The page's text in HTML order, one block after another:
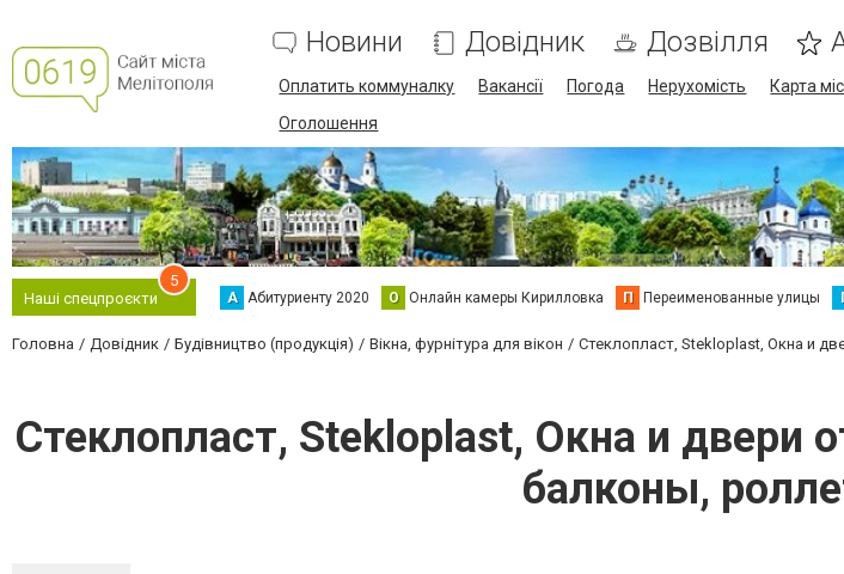
Новини Довідник Дозвілля
Оплатить коммуналку Вакансії Погода Нерухомість Карта
Оголошення
Наші спецпроєкти
5
А Абитуриенту 2020 О Онлайн камеры Кирилловка П Переименованные улицы
Головна Довідник Будівництво (продукція) Вікна, фурнітура для вікон Стеклопласт, Stekloplast, Окна и
Стеклопласт, Stekloplast, Окна и двери
балконы,